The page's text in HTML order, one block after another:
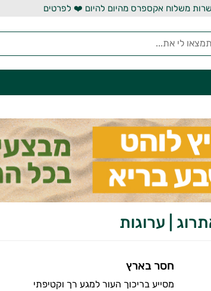
משלוח אקספרס מהיום להיום ❤️ לפרטים
| ערוגות
חסר בארץ
מסייע בריכוך העור למגע רך וקטיפתי